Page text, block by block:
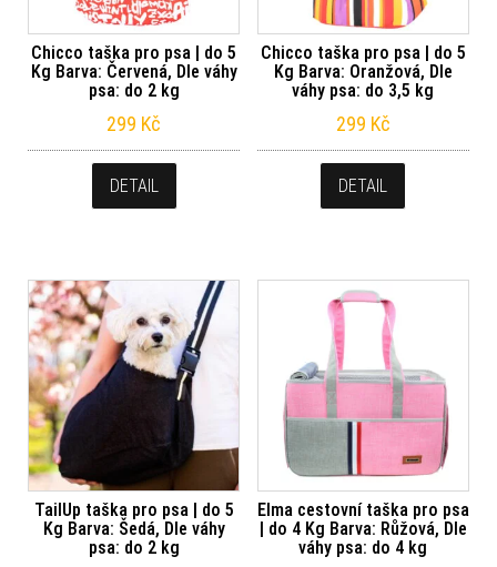
Chicco taška pro psa | do 5
Kg Barva: Červená, Dle váhy
psa: do 2 kg
299 Kč
DETAIL
Chicco taška pro psa | do 5
Kg Barva: Oranžová, Dle
váhy psa: do 3,5 kg
299 Kč
DETAIL
TailUp taška pro psa | do 5
Kg Barva: Šedá, Dle váhy
psa: do 2 kg
Elma cestovní taška pro psa
| do 4 Kg Barva: Růžová, Dle
váhy psa: do 4 kg